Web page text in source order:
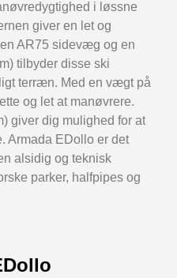
i løssne
giver en let og
AR75 sidevæg og en
tilbyder disse ski
terræn. Med en vægt på
og let at manøvrere.
giver dig mulighed for at
Armada EDollo er det
alsidig og teknisk
parker, halfpipes og